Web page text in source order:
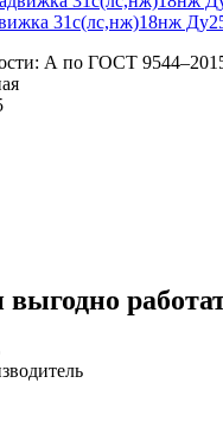
31с(лс,нж)18нж
А по ГОСТ